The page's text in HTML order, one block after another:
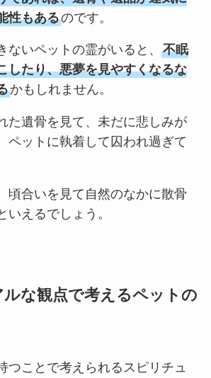
性もあるのです。
ないペットの霊がいると、 不眠
したり、悪夢を見やすくなるな
かもしれません。
た遺骨を見て、未だに悲しみが
ペットに執着して囚われ過ぎて
頃合いを見て自然のなかに散骨
いえるでしょう。
な観点で考えるペットの
つことで考えられるスピリチュ